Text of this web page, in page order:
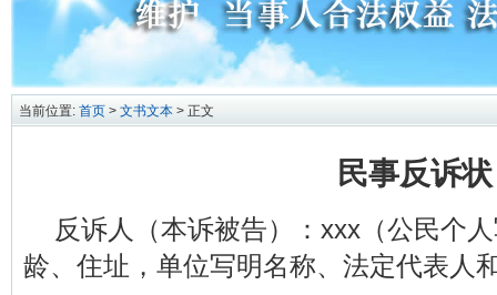
当前位置: 首页 > 文书文本 > 正文
民事反诉状
反诉人（本诉被告）：xxx（公民个
龄、住址，单位写明名称、法定代表人